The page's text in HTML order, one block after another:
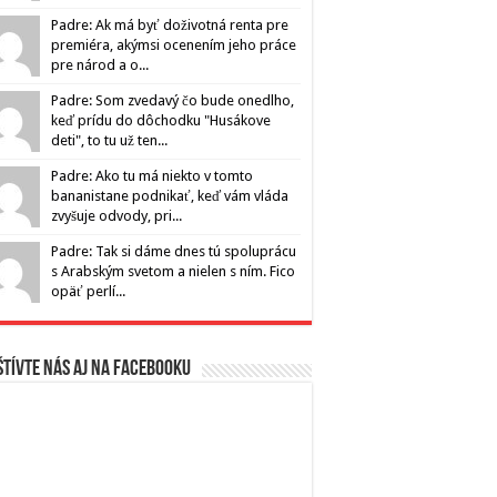
Padre: Ak má byť doživotná renta pre
premiéra, akýmsi ocenením jeho práce
pre národ a o...
Padre: Som zvedavý čo bude onedlho,
keď prídu do dôchodku "Husákove
deti", to tu už ten...
Padre: Ako tu má niekto v tomto
bananistane podnikať, keď vám vláda
zvyšuje odvody, pri...
Padre: Tak si dáme dnes tú spoluprácu
s Arabským svetom a nielen s ním. Fico
opäť perlí...
nás aj na Facebooku